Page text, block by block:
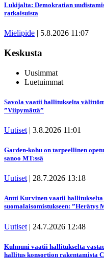
Lukijalta: Demokratian
ratkaisuista
Mielipide | 5.8.2026 11:07
Keskusta
Uusimmat
Luetuimmat
Savola vaatii hallitukselta
”Viipymättä”
Uutiset | 3.8.2026 11:01
Garden-kohu on tarpeellinen
sanoo MT:ssä
Uutiset | 28.7.2026 13:18
Antti Kurvinen vaatii hallitukselta
suomalaisomistukseen: ”Herätys
Uutiset | 24.7.2026 12:48
Kulmuni vaatii hallitukselta
hallitus konsortion rakentamista